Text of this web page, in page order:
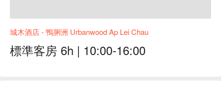
城木酒店 - 鴨脷洲 Urbanwood Ap Lei Chau
標準客房 6h | 10:00-16:00